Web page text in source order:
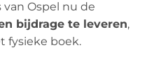
Ospel nu de
bijdrage te leveren,
fysieke boek.